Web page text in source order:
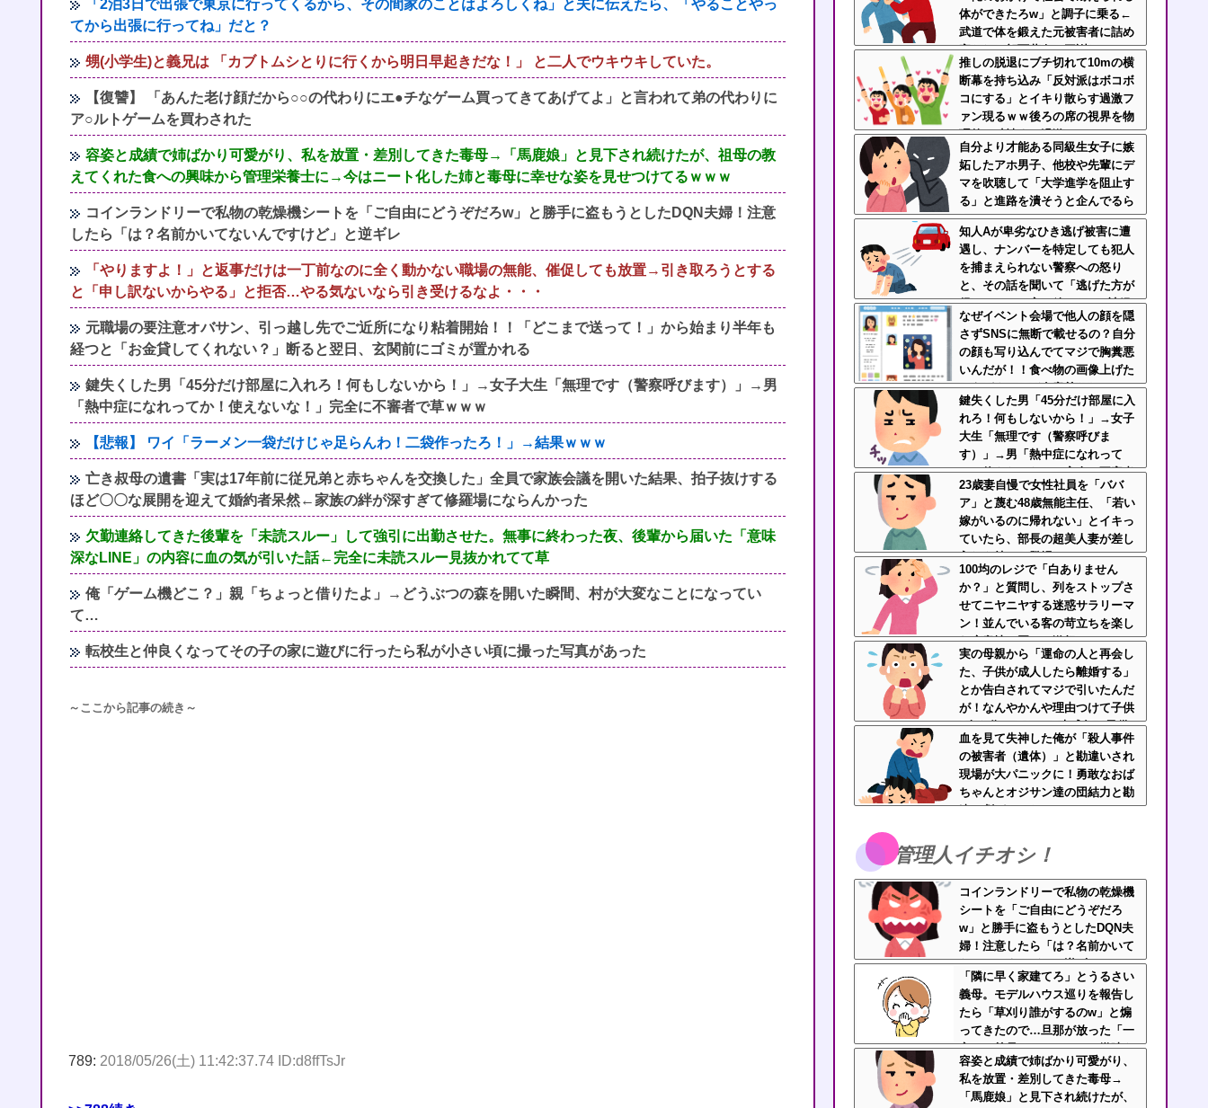
「2泊3日で出張で東京に行ってくるから、その間家のことはよろしくね」と夫に伝えたら、「やることやっ
てから出張に行ってね」だと？
甥(小学生)と義兄は 「カブトムシとりに行くから明日早起きだな！」 と二人でウキウキしていた。
【復讐】 「あんた老け顔だから○○の代わりにエ●チなゲーム買ってきてあげてよ」と言われて弟の代わりに
ア○ルトゲームを買わされた
容姿と成績で姉ばかり可愛がり、私を放置・差別してきた毒母→「馬鹿娘」と見下され続けたが、祖母の教
えてくれた食への興味から管理栄養士に→今はニート化した姉と毒母に幸せな姿を見せつけてるｗｗｗ
コインランドリーで私物の乾燥機シートを「ご自由にどうぞだろw」と勝手に盗もうとしたDQN夫婦！注意
したら「は？名前かいてないんですけど」と逆ギレ
「やりますよ！」と返事だけは一丁前なのに全く動かない職場の無能、催促しても放置→引き取ろうとする
と「申し訳ないからやる」と拒否…やる気ないなら引き受けるなよ・・・
元職場の要注意オバサン、引っ越し先でご近所になり粘着開始！！「どこまで送って！」から始まり半年も
経つと「お金貸してくれない？」断ると翌日、玄関前にゴミが置かれる
鍵失くした男「45分だけ部屋に入れろ！何もしないから！」→女子大生「無理です（警察呼びます）」→男
「熱中症になれってか！使えないな！」完全に不審者で草ｗｗｗ
【悲報】 ワイ「ラーメン一袋だけじゃ足らんわ！二袋作ったろ！」→結果ｗｗｗ
亡き叔母の遺書「実は17年前に従兄弟と赤ちゃんを交換した」全員で家族会議を開いた結果、拍子抜けする
ほど〇〇な展開を迎えて婚約者呆然←家族の絆が深すぎて修羅場にならんかった
欠勤連絡してきた後輩を「未読スルー」して強引に出勤させた。無事に終わった夜、後輩から届いた「意味
深なLINE」の内容に血の気が引いた話←完全に未読スルー見抜かれてて草
俺「ゲーム機どこ？」親「ちょっと借りたよ」→どうぶつの森を開いた瞬間、村が大変なことになってい
て…
転校生と仲良くなってその子の家に遊びに行ったら私が小さい頃に撮った写真があった
～ここから記事の続き～
789: 2018/05/26(土) 11:42:37.74 ID:d8ffTsJr
体ができたろw」と調子に乗る←
武道で体を鍛えた元被害者に詰め
寄られて顔面蒼白で平謝りｗｗｗ
推しの脱退にブチ切れて10mの横
断幕を持ち込み「反対派はボコボ
コにする」とイキり散らす過激フ
ァン現るｗｗ後ろの席の視界を物
理的に破壊する過激ファンにイラ
イラが止まらん
自分より才能ある同級生女子に嫉
妬したアホ男子、他校や先輩にデ
マを吹聴して「大学進学を阻止す
る」と進路を潰そうと企んでるら
しい
知人Aが卑劣なひき逃げ被害に遭
遇し、ナンバーを特定しても犯人
を捕まえられない警察への怒り
と、その話を聞いて「逃げた方が
得じゃん」と言い放ったBの神経
がわからん
なぜイベント会場で他人の顔を隠
さずSNSに無断で載せるの？自分
の顔も写り込んでてマジで胸糞悪
いんだが！！食べ物の画像上げた
ほうがよっぽど有意義だわ
鍵失くした男「45分だけ部屋に入
れろ！何もしないから！」→女子
大生「無理です（警察呼びま
す）」→男「熱中症になれって
か！使えないな！」完全に不審者
で草ｗｗｗ
23歳妻自慢で女性社員を「ババ
ア」と蔑む48歳無能主任、「若い
嫁がいるのに帰れない」とイキっ
ていたら、部長の超美人妻が差し
入れを持って登場ｗｗｗｗ
100均のレジで「白ありません
か？」と質問し、列をストップさ
せてニヤニヤする迷惑サラリーマ
ン！並んでいる客の苛立ちを楽し
む底意地の悪さに激怒
実の母親から「運命の人と再会し
た、子供が成人したら離婚する」
とか告白されてマジで引いたんだ
が！なんやかんや理由つけて子供
4人も作っておいて未成年の子供
に言う話かよ！
血を見て失神した俺が「殺人事件
の被害者（遺体）」と勘違いされ
現場が大パニックに！勇敢なおば
ちゃんとオジサン達の団結力と勘
違い劇がこちらｗｗ
管理人イチオシ！
コインランドリーで私物の乾燥機
シートを「ご自由にどうぞだろ
w」と勝手に盗もうとしたDQN夫
婦！注意したら「は？名前かいて
ないんですけど」と逆ギレ
「隣に早く家建てろ」とうるさい
義母。モデルハウス巡りを報告し
たら「草刈り誰がするのw」と煽
ってきたので…旦那が放った「一
言」に義母オロオロｗｗ←嫌味を
逆手にとった神対応すぎる
容姿と成績で姉ばかり可愛がり、
私を放置・差別してきた毒母→
「馬鹿娘」と見下され続けたが、